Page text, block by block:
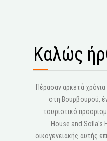
Καλώς
Πέρασαν αρκετά
στη Βουρβουρού,
τουριστικό
House and Sofia's
οικογενειακής αυτής